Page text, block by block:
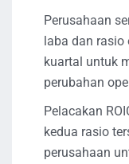
Perusahaan
laba dan rasio
kuartal untuk
perubahan
Pelacakan
kedua rasio
perusahaan